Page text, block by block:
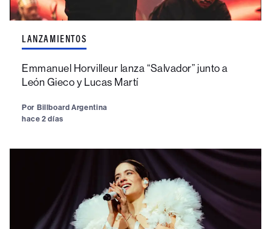
LANZAMIENTOS
Emmanuel Horvilleur lanza “Salvador” junto a
León Gieco y Lucas Martí
Por Billboard Argentina
hace 2 días